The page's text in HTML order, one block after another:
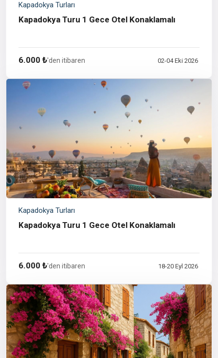
Kapadokya Turları
Kapadokya Turu 1 Gece Otel Konaklamalı
6.000 ₺'den itibaren 02-04 Eki 2026
Kapadokya Turları
Kapadokya Turu 1 Gece Otel Konaklamalı
6.000 ₺'den itibaren 18-20 Eyl 2026